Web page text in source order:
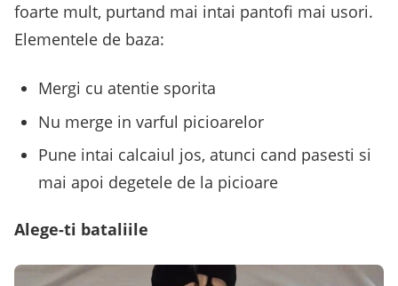
foarte mult, purtand mai intai pantofi mai usori.
Elementele de baza:
Mergi cu atentie sporita
Nu merge in varful picioarelor
Pune intai calcaiul jos, atunci cand pasesti si
mai apoi degetele de la picioare
Alege-ti bataliile